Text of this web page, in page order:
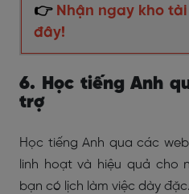
👉 Nhận ngay kho
đây!
6. Học tiếng Anh
trợ
Học tiếng Anh qua các
linh hoạt và hiệu quả cho
bạn có lịch làm việc dày